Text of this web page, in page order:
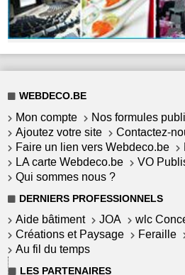
WEBDECO.BE
Mon compte
Nos formules
Ajoutez votre site
Contactez-
Faire un lien vers Webdeco.be
LA carte Webdeco.be
VO
Qui sommes nous ?
DERNIERS PROFESSIONNELS
Aide bâtiment JOA wlc
Créations et Paysage
Feraille
Au fil du temps
LES PARTENAIRES